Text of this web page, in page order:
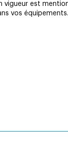
vigueur est
vos équipements.